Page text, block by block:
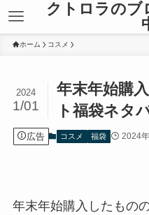
クトロラのブ
ホーム コスメ
年末年始購
ト福袋ネタ
2024
1/01
広告 コスメ 福袋 2024
年末年始購入したもの